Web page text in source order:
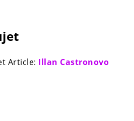
Article: Illan Castronovo